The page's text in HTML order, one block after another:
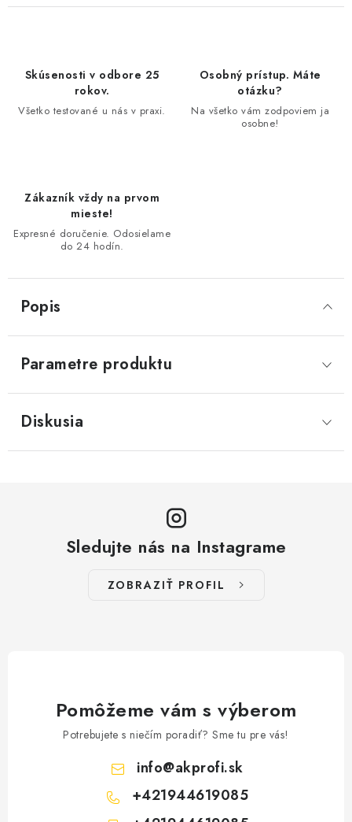
Skúsenosti v odbore 25
rokov.
Všetko testované u nás v praxi.
Osobný prístup. Máte
otázku?
Na všetko vám zodpoviem ja
osobne!
Zákazník vždy na prvom
mieste!
Expresné doručenie. Odosielame
do 24 hodín.
Popis
Parametre produktu
Diskusia
Sledujte nás na Instagrame
ZOBRAZIŤ PROFIL
Pomôžeme vám s výberom
Potrebujete s niečím poradiť? Sme tu pre vás!
info@akprofi.sk
+421944619085